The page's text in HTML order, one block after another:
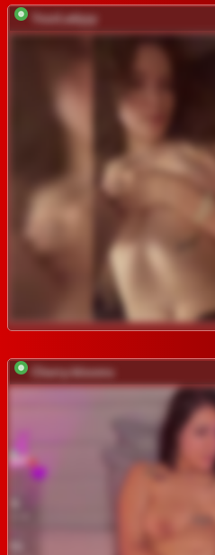
YourLadyyy
Cherry-blooms